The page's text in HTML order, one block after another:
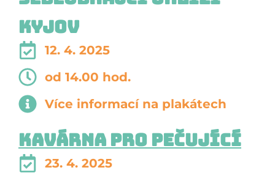
Kyjov
12. 4. 2025
od 14.00 hod.
Více informací na plakátech
Kavárna pro pečující
23. 4. 2025